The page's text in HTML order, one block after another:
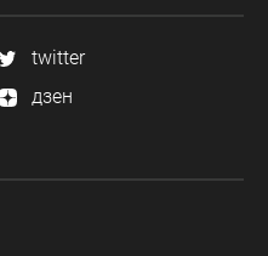
twitter
дзен